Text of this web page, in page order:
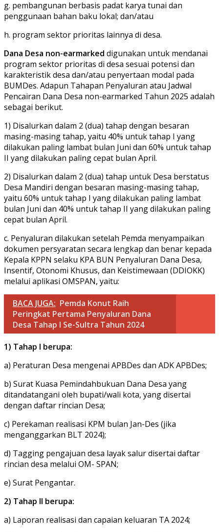
g. pembangunan berbasis padat karya tunai dan
penggunaan bahan baku lokal; dan/atau
h. program sektor prioritas lainnya di desa.
Dana Desa non-earmarked digunakan untuk mendanai
program sektor prioritas di desa sesuai potensi dan
karakteristik desa dan/atau penyertaan modal pada
BUMDes. Adapun Tahapan Penyaluran atau Jadwal
Pencairan Dana Desa non-earmarked Tahun 2025 adalah
sebagai berikut.
1) Disalurkan dalam 2 (dua) tahap dengan besaran
masing-masing tahap, yaitu 40% untuk tahap I yang
dilakukan paling lambat bulan Juni dan 60% untuk tahap
II yang dilakukan paling cepat bulan April.
2) Disalurkan dalam 2 (dua) tahap untuk Desa berstatus
Desa Mandiri dengan besaran masing-masing tahap,
yaitu 60% untuk tahap I yang dilakukan paling lambat
bulan Juni dan 40% untuk tahap II yang dilakukan paling
cepat bulan April.
c. Penyaluran dilakukan setelah Pemda menyampaikan
dokumen persyaratan secara lengkap dan benar kepada
Kepala KPPN selaku KPA BUN Penyaluran Dana Desa,
Insentif, Otonomi Khusus, dan Keistimewaan (DDIOKK)
melalui aplikasi OMSPAN, yaitu:
BACA JUGA: Pemda Konut Raih
Peringkat Pertama Penyaluran Dana
Desa Tahap I Se-Sultra Tahun 2024
1) Tahap I berupa:
a) Peraturan Desa mengenai APBDes dan ADK APBDes;
b) Surat Kuasa Pemindahbukuan Dana Desa yang
ditandatangani oleh bupati/wali kota, yang disertai
dengan daftar rincian Desa;
c) Perekaman realisasi KPM bulan Jan-Des (jika
menganggarkan BLT 2024);
d) Tagging pengajuan desa layak salur disertai daftar
rincian desa melalui OM- SPAN;
e) Surat Pengantar.
2) Tahap II berupa:
a) Laporan realisasi dan capaian keluaran TA 2024;